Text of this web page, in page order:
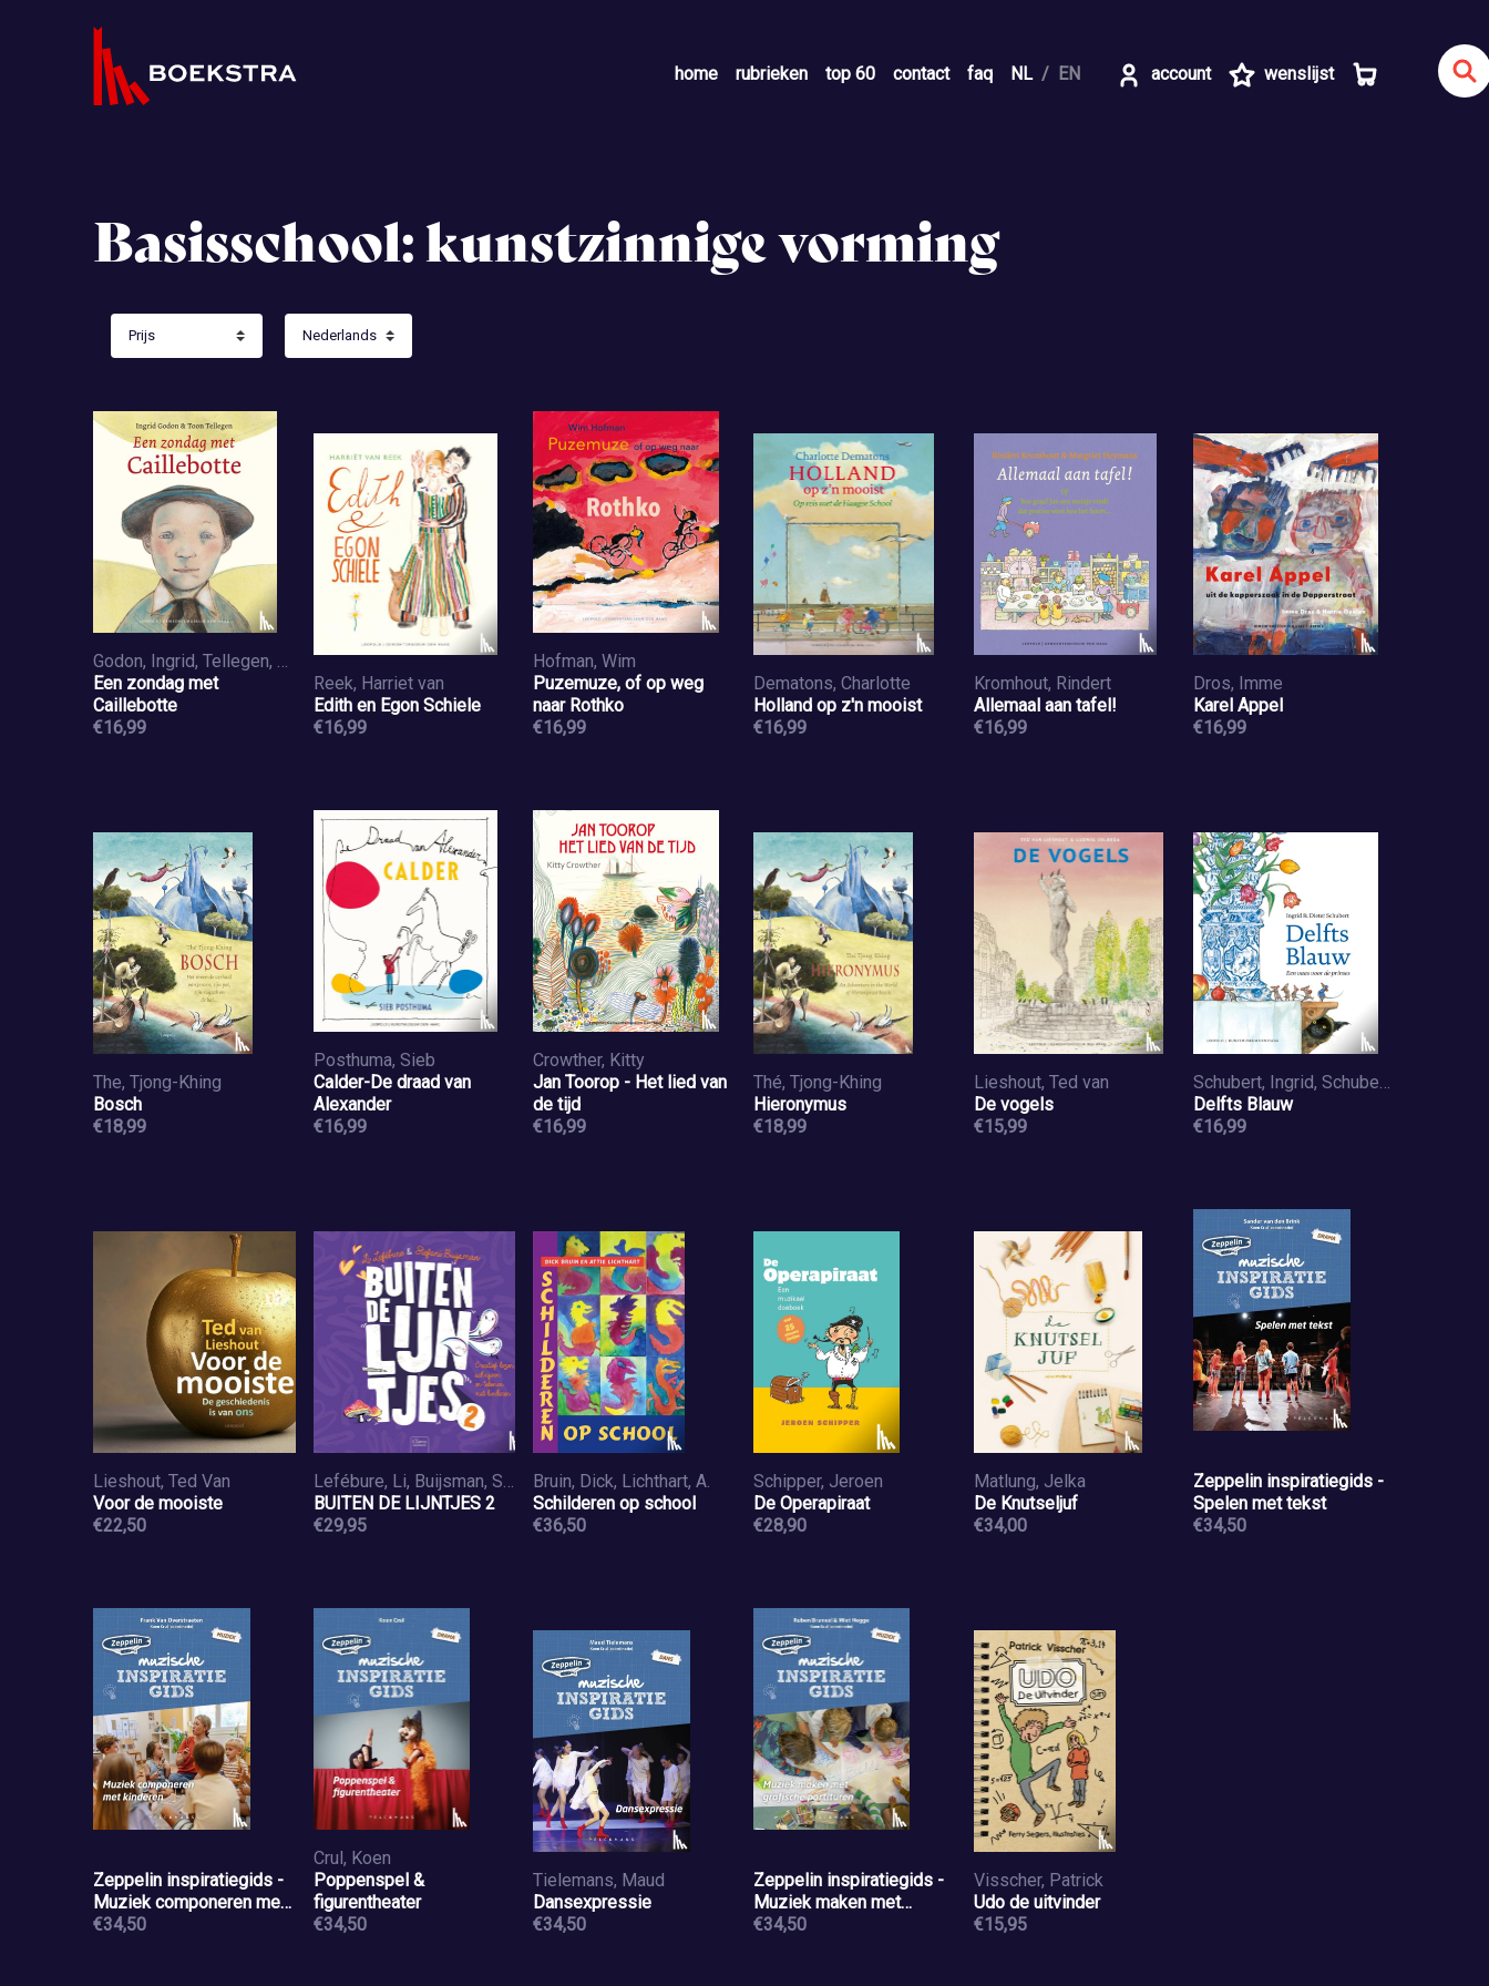
home rubrieken top 60 contact faq NL EN account wenslijst
Basisschool: kunstzinnige vorming
Godon, Ingrid, Tellegen, Toon
Een zondag met
Caillebotte
€16,99
Reek, Harriet van
Edith en Egon Schiele
€16,99
Hofman, Wim
Puzemuze, of op weg
naar Rothko
€16,99
Dematons, Charlotte
Holland op z'n mooist
€16,99
Kromhout, Rindert
Allemaal aan tafel!
€16,99
Dros, Imme
Karel Appel
€16,99
The, Tjong-Khing
Bosch
€18,99
Posthuma, Sieb
Calder-De draad van
Alexander
€16,99
Crowther, Kitty
Jan Toorop - Het lied van
de tijd
€16,99
Thé, Tjong-Khing
Hieronymus
€18,99
Lieshout, Ted van
De vogels
€15,99
Schubert, Ingrid, Schubert, Dieter
Delfts Blauw
€16,99
Lieshout, Ted Van
Voor de mooiste
€22,50
Lefébure, Li, Buijsman, Stefani
BUITEN DE LIJNTJES 2
€29,95
Bruin, Dick, Lichthart, A.
Schilderen op school
€36,50
Schipper, Jeroen
De Operapiraat
€28,90
Matlung, Jelka
De Knutseljuf
€34,00
Zeppelin inspiratiegids -
Spelen met tekst
€34,50
Zeppelin inspiratiegids -
Muziek componeren met
kinderen
€34,50
Crul, Koen
Poppenspel &
figurentheater
€34,50
Tielemans, Maud
Dansexpressie
€34,50
Zeppelin inspiratiegids -
Muziek maken met
grafische partituren
€34,50
Visscher, Patrick
Udo de uitvinder
€15,95